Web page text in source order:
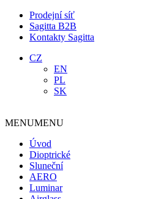
Prodejní síť
Sagitta B2B
Kontakty Sagitta
CZ
EN
PL
SK
MENUMENU
Úvod
Dioptrické
Sluneční
AERO
Luminar